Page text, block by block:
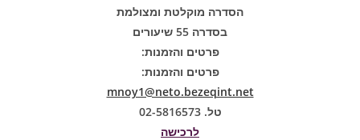
הסדרה מוקלטת ומצולמת
בסדרה 55 שיעורים
פרטים והזמנות:
פרטים והזמנות:
mnoy1@neto.bezeqint.net
טל. 02-5816573
לרכישה